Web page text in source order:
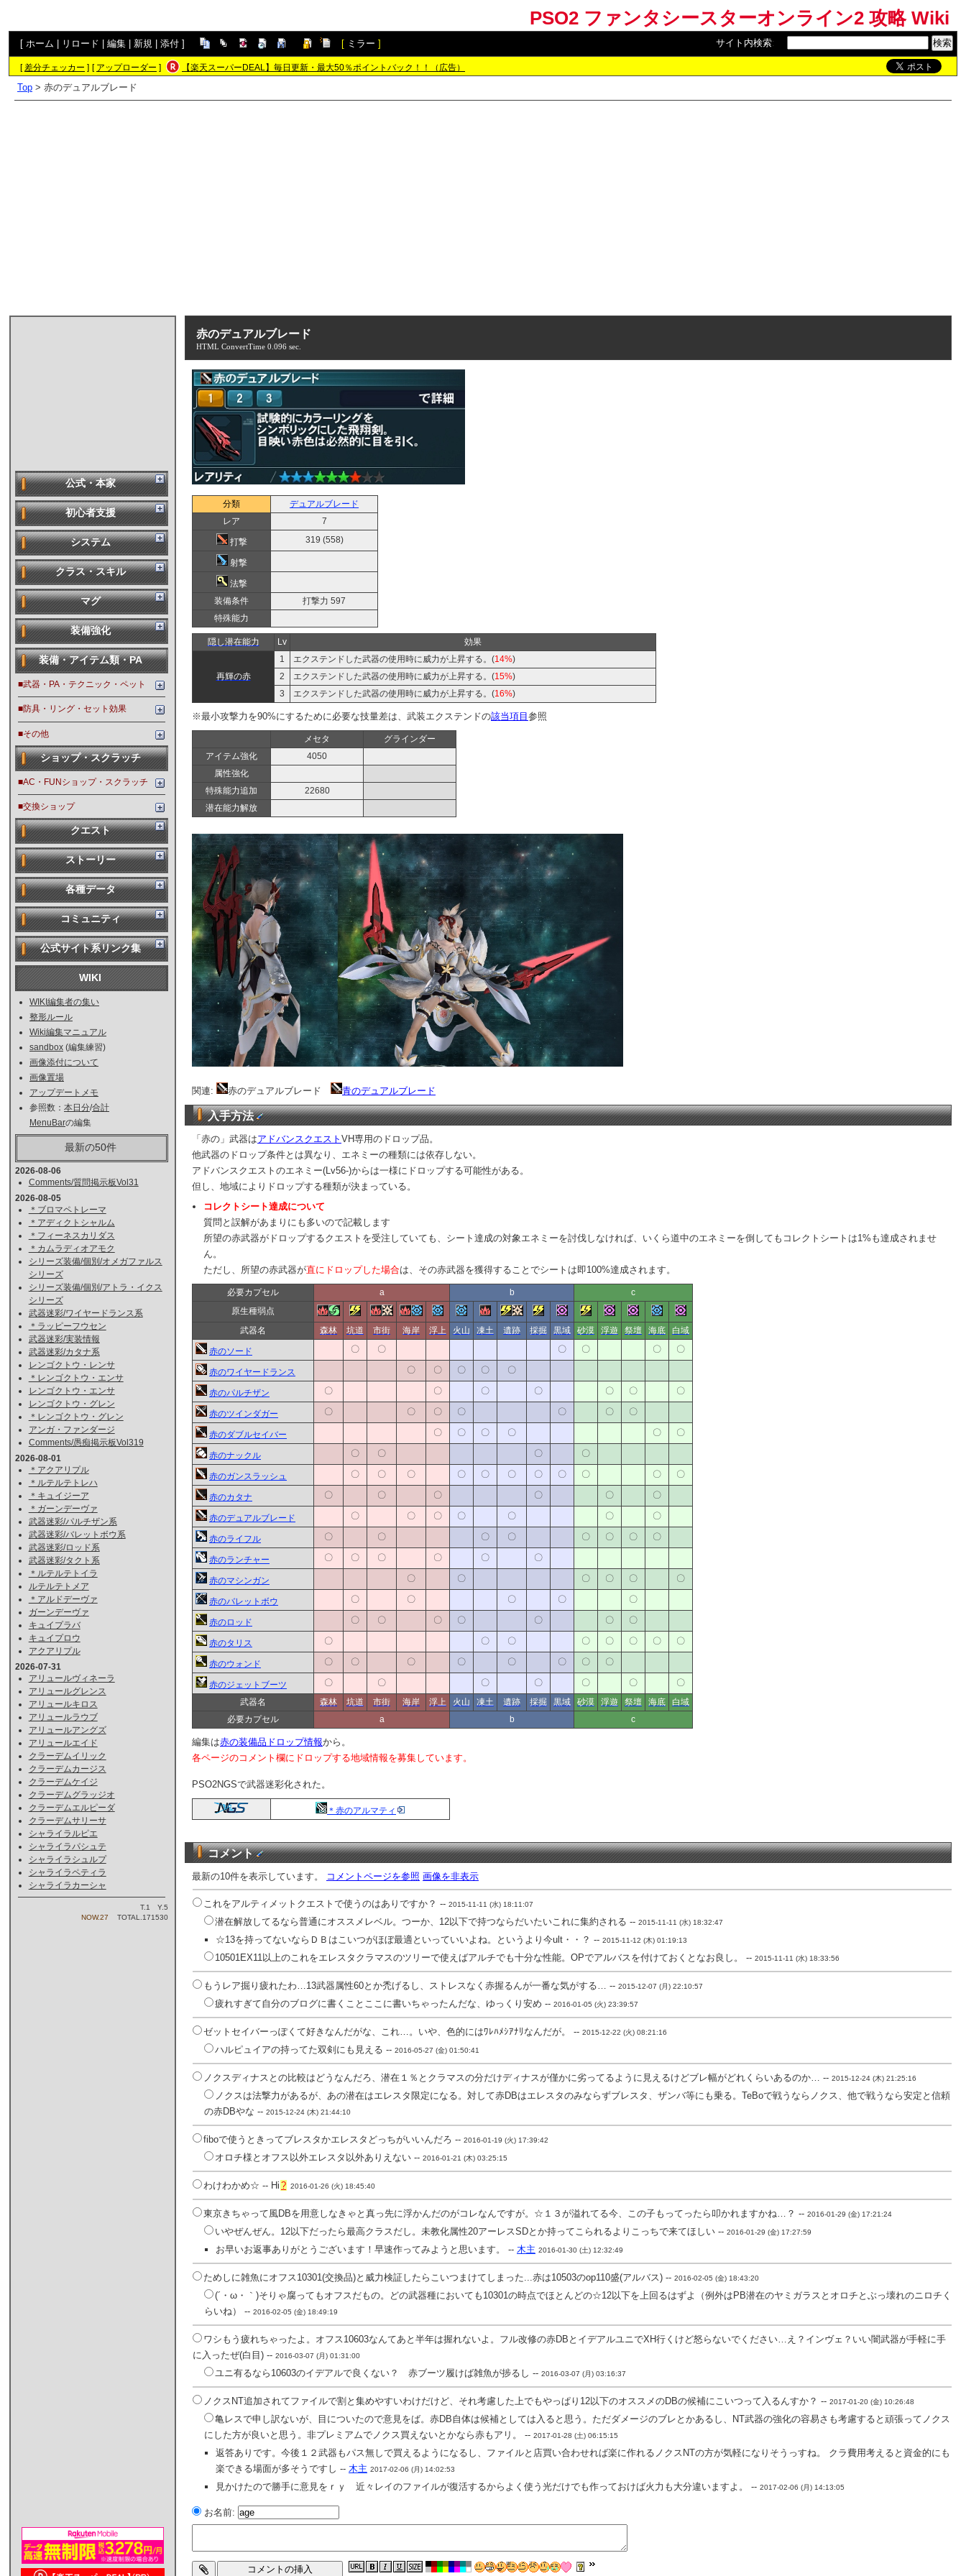
PSO2 ファンタシースターオンライン2 攻略 Wiki
[ ホーム リロード 編集 新規 添付 ] [ ミラー ] サイト内検索:
[差分チェッカー ] [ アップローダー ] 【楽天スーパーDEAL】毎日更新・最大50％ポイントバック！！（広告）
Top > 赤のデュアルブレード
公式・本家
初心者支援
システム
クラス・スキル
マグ
装備強化
装備・アイテム類・PA
■武器・PA・テクニック・ペット
■防具・リング・セット効果
■その他
ショップ・スクラッチ
■AC・FUNショップ・スクラッチ
■交換ショップ
クエスト
ストーリー
各種データ
コミュニティ
公式サイト系リンク集
WIKI
WIKI編集者の集い
整形ルール
Wiki編集マニュアル
sandbox (編集練習)
画像添付について
画像置場
アップデートメモ
参照数： 本日分/合計
MenuBarの編集
最新の50件
2026-08-06
Comments/質問掲示板Vol31
2026-08-05
＊ブロマペトレーマ
＊アディクトシャルム
＊フィーネスカリダス
＊カムラディオアモク
シリーズ装備/個別/オメガファルス
シリーズ
シリーズ装備/個別/アトラ・イクス
シリーズ
武器迷彩/ワイヤードランス系
＊ラッピーフウセン
武器迷彩/実装情報
武器迷彩/カタナ系
レンゴクトウ・レンサ
＊レンゴクトウ・エンサ
レンゴクトウ・エンサ
レンゴクトウ・グレン
＊レンゴクトウ・グレン
アンガ・ファンダージ
Comments/愚痴掲示板Vol319
2026-08-01
＊アクアリプル
＊ルテルテトレハ
＊キュイジーア
＊ガーンデーヴァ
武器迷彩/パルチザン系
武器迷彩/バレットボウ系
武器迷彩/ロッド系
武器迷彩/タクト系
＊ルテルテトイラ
ルテルテトメア
＊アルドデーヴァ
ガーンデーヴァ
キュイプラバ
キュイプロウ
アクアリプル
2026-07-31
アリュールヴィネーラ
アリュールグレンス
アリュールキロス
アリュールラウブ
アリュールアングズ
アリュールエイド
クラーデムイリック
クラーデムカージス
クラーデムケイジ
クラーデムグラッジオ
クラーデムエルピーダ
クラーデムサリーサ
シャライラルピエ
シャライラパシュテ
シャライラシュルプ
シャライラペティラ
シャライラカーシャ
T.1 Y.5
NOW.27
TOTAL.171530
赤のデュアルブレード
HTML ConvertTime 0.096 sec.
分類
デュアルブレード
レア
7
打撃 319 (558)
射撃
法撃
装備条件
打撃力 597
特殊能力
隠し潜在能力 Lv 効果
再輝の赤
1 エクステンドした武器の使用時に威力が上昇する。(14%)
2
エクステンドした武器の使用時に威力が上昇する。(15%)
3
エクステンドした武器の使用時に威力が上昇する。(16%)
※最小攻撃力を90%にするために必要な技量差は、武装エクステンドの該当項目 参照
メセタ
グラインダー
アイテム強化
4050
属性強化
特殊能力追加
22680
潜在能力解放
関連: 赤のデュアルブレード 青のデュアルブレード
入手方法
「赤の」武器はアドバンスクエスト VH専用のドロップ品。
他武器のドロップ条件とは異なり、エネミーの種類には依存しない。
アドバンスクエストのエネミー(Lv56-)からは一様にドロップする可能性がある。
但し、地域によりドロップする種類が決まっている。
コレクトシート達成について
質問と誤解があまりにも多いので記載します
所望の赤武器がドロップするクエストを受注していても、シート達成の対象エネミーを討伐しなければ、いくら道中のエネミーを倒してもコレクトシートは1%も達成されませ
ん。
ただし、所望の赤武器が直にドロップした場合は、その赤武器を獲得することでシートは即100%達成されます。
必要カプセル a b
c
原生種弱点
武器名
森林 坑道 市街 海岸 浮上 火山 凍土 遺跡 採掘 黒域 砂漠 浮遊 祭壇 海底 白域
武器名 森林 坑道 市街 海岸 浮上 火山 凍土 遺跡 採掘 黒域 砂漠 浮遊 祭壇 海底
白域
必要カプセル
a b c
赤のソード 〇 〇 〇 〇 〇 〇
赤のワイヤードランス 〇 〇 〇 〇 〇
赤のパルチザン 〇 〇 〇 〇 〇 〇 〇
赤のツインダガー 〇 〇 〇 〇 〇 〇 〇
赤のダブルセイバー 〇 〇 〇 〇 〇 〇
赤のナックル 〇 〇 〇 〇
赤のガンスラッシュ 〇 〇 〇 〇 〇 〇 〇 〇 〇 〇 〇
赤のカタナ 〇 〇 〇 〇 〇 〇
赤のデュアルブレード 〇 〇 〇 〇 〇 〇 〇
赤のライフル 〇 〇 〇 〇 〇 〇 〇 〇
赤のランチャー 〇 〇 〇 〇 〇 〇
赤のマシンガン 〇 〇 〇 〇 〇 〇
赤のバレットボウ 〇 〇 〇 〇 〇
赤のロッド 〇 〇 〇 〇 〇 〇 〇
赤のタリス 〇 〇 〇 〇 〇 〇 〇 〇
赤のウォンド 〇 〇 〇 〇 〇 〇 〇 〇
赤のジェットブーツ 〇 〇 〇 〇 〇 〇 〇
編集は赤の装備品ドロップ情報から。
各ページのコメント欄にドロップする地域情報を募集しています。
PSO2NGSで武器迷彩化された。
＊赤のアルマティ
コメント
最新の10件を表示しています。 コメントページを参照 画像を非表示
これをアルティメットクエストで使うのはありですか？ -- 2015-11-11 (水) 18:11:07
潜在解放してるなら普通にオススメレベル。つーか、12以下で持つならだいたいこれに集約される -- 2015-11-11 (水) 18:32:47
☆13を持ってないならＤＢはこいつがほぼ最適といっていいよね。というより今ult・・？ -- 2015-11-12 (木) 01:19:13
10501EX11以上のこれをエレスタクラマスのツリーで使えばアルチでも十分な性能。OPでアルバスを付けておくとなお良し。 -- 2015-11-11 (水) 18:33:56
もうレア掘り疲れたわ…13武器属性60とか禿げるし、ストレスなく赤握るんが一番な気がする… -- 2015-12-07 (月) 22:10:57
疲れすぎて自分のブログに書くことここに書いちゃったんだな、ゆっくり安め -- 2016-01-05 (火) 23:39:57
ゼットセイバーっぽくて好きなんだがな、これ…。いや、色的にはﾜﾚﾊﾒｼｱﾅﾘなんだが。 -- 2015-12-22 (火) 08:21:16
ハルピュイアの持ってた双剣にも見える -- 2016-05-27 (金) 01:50:41
ノクスディナスとの比較はどうなんだろ、潜在１％とクラマスの分だけディナスが僅かに劣ってるように見えるけどブレ幅がどれくらいあるのか… -- 2015-12-24 (木) 21:25:16
ノクスは法撃力があるが、あの潜在はエレスタ限定になる。対して赤DBはエレスタのみならずブレスタ、ザンバ等にも乗る。TeBoで戦うならノクス、他で戦うなら安定と信頼
の赤DBやな -- 2015-12-24 (木) 21:44:10
fiboで使うときってブレスタかエレスタどっちがいいんだろ -- 2016-01-19 (火) 17:39:42
オロチ様とオフス以外エレスタ以外ありえない -- 2016-01-21 (木) 03:25:15
わけわかめ☆ -- Hi ? 2016-01-26 (火) 18:45:40
東京きちゃって風DBを用意しなきゃと真っ先に浮かんだのがコレなんですが。☆１３が溢れてる今、この子もってったら叩かれますかね…？ -- 2016-01-29 (金) 17:21:24
いやぜんぜん。12以下だったら最高クラスだし。未教化属性20アーレスSDとか持ってこられるよりこっちで来てほしい -- 2016-01-29 (金) 17:27:59
お早いお返事ありがとうございます！早速作ってみようと思います。 -- 木主 2016-01-30 (土) 12:32:49
ためしに雑魚にオフス10301(交換品)と威力検証したらこいつまけてしまった...赤は10503のop110盛(アルバス) -- 2016-02-05 (金) 18:43:20
(´・ω・｀)そりゃ腐ってもオフスだもの。どの武器種においても10301の時点でほとんどの☆12以下を上回るはずよ（例外はPB潜在のヤミガラスとオロチとぶっ壊れのニロチく
らいね） -- 2016-02-05 (金) 18:49:19
ワシもう疲れちゃったよ。オフス10603なんてあと半年は握れないよ。フル改修の赤DBとイデアルユニでXH行くけど怒らないでください…え？インヴェ？いい闇武器が手軽に手
に入ったぜ(白目) -- 2016-03-07 (月) 01:31:00
ユニ有るなら10603のイデアルで良くない？ 赤ブーツ履けば雑魚が捗るし -- 2016-03-07 (月) 03:16:37
ノクスNT追加されてファイルで割と集めやすいわけだけど、それ考慮した上でもやっぱり12以下のオススメのDBの候補にこいつって入るんすか？ -- 2017-01-20 (金) 10:26:48
亀レスで申し訳ないが、目についたので意見をば。赤DB自体は候補としては入ると思う。ただダメージのブレとかあるし、NT武器の強化の容易さも考慮すると頑張ってノクス
にした方が良いと思う。非プレミアムでノクス買えないとかなら赤もアリ。 -- 2017-01-28 (土) 06:15:15
返答ありです。今後１２武器もパス無しで買えるようになるし、ファイルと店買い合わせれば楽に作れるノクスNTの方が気軽になりそうっすね。 クラ費用考えると資金的にも
楽できる場面が多そうですし -- 木主 2017-02-06 (月) 14:02:53
見かけたので勝手に意見をｒｙ 近々レイのファイルが復活するからよく使う光だけでも作っておけば火力も大分違いますよ。 -- 2017-02-06 (月) 14:13:05
お名前: